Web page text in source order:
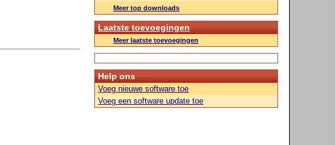
Meer top downloads
Laatste toevoegingen
Meer laatste toevoegingen
Help ons
Voeg nieuwe software toe
Voeg een software update toe